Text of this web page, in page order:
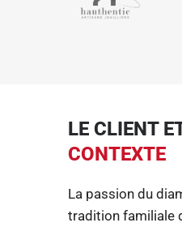
LE CLIENT
CONTEXTE
La passion du
tradition familiale